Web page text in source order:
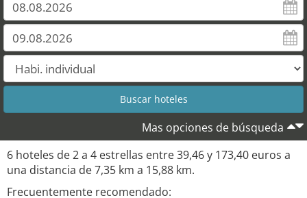
Mas opciones de búsqueda
6 hoteles de 2 a 4 estrellas entre 39,46 y 173,40 euros a
una distancia de 7,35 km a 15,88 km.
Frecuentemente recomendado: